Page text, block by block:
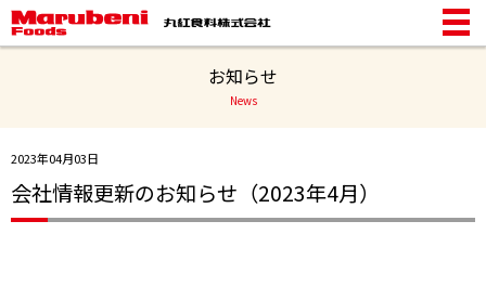
お知らせ
News
2023年04月03日
会社情報更新のお知らせ（2023年4月）